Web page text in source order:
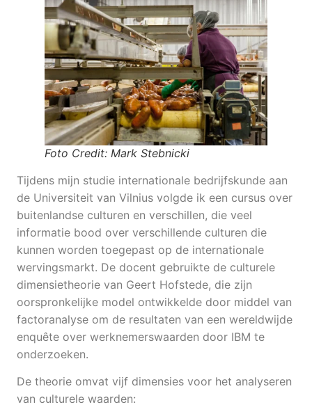
Foto Credit: Mark Stebnicki
Tijdens mijn studie internationale bedrijfskunde aan
de Universiteit van Vilnius volgde ik een cursus over
buitenlandse culturen en verschillen, die veel
informatie bood over verschillende culturen die
kunnen worden toegepast op de internationale
wervingsmarkt. De docent gebruikte de culturele
dimensietheorie van Geert Hofstede, die zijn
oorspronkelijke model ontwikkelde door middel van
factoranalyse om de resultaten van een wereldwijde
enquête over werknemerswaarden door IBM te
onderzoeken.
De theorie omvat vijf dimensies voor het analyseren
van culturele waarden: